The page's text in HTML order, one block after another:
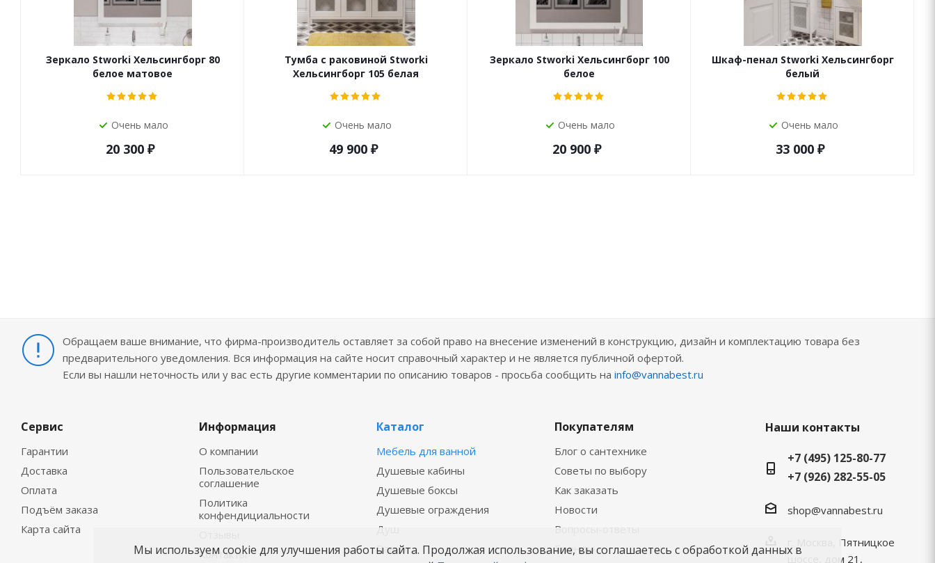
Зеркало Stworki Хельсингборг 80
белое матовое
Очень мало
20 300 ₽
Тумба с раковиной Stworki
Хельсингборг 105 белая
Очень мало
49 900 ₽
Зеркало Stworki Хельсингборг 100
белое
Очень мало
20 900 ₽
Шкаф-пенал Stworki Хельсингборг
белый
Очень мало
33 000 ₽
Обращаем ваше внимание, что фирма-производитель оставляет за собой право на внесение изменений в конструкцию, дизайн и комплектацию товара без
предварительного уведомления. Вся информация на сайте носит справочный характер и не является публичной офертой.
Если вы нашли неточность или у вас есть другие комментарии по описанию товаров - просьба сообщить на info@vannabest.ru
Сервис
Гарантии
Доставка
Оплата
Подъём заказа
Карта сайта
Информация
О компании
Пользовательское
соглашение
Политика
конфендициальности
Контакты
Каталог
Мебель для ванной
Душевые кабины
Душевые боксы
Душевые ограждения
Душ
Ванны
Покупателям
Блог о сантехнике
Советы по выбору
Как заказать
Новости
Вопросы-ответы
Бренды
Наши контакты
+7 (495) 125-80-77
+7 (926) 282-55-05
shop@vannabest.ru
г. Москва, Пятницкое
шоссе, дом 21,
Мы используем cookie для улучшения работы сайта. Продолжая использование, вы соглашаетесь с обработкой данных в